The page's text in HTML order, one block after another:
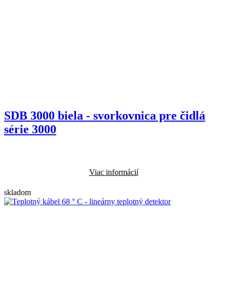
SDB 3000 biela - svorkovnica pre čidlá
série 3000
Viac informácií
skladom